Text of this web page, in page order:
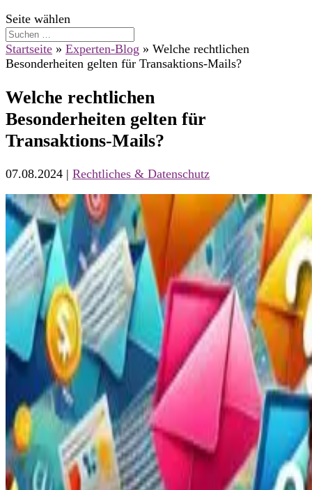
Seite wählen
Startseite » Experten-Blog » Welche rechtlichen
Besonderheiten gelten für Transaktions-Mails?
Welche rechtlichen
Besonderheiten gelten für
Transaktions-Mails?
07.08.2024 | Rechtliches & Datenschutz